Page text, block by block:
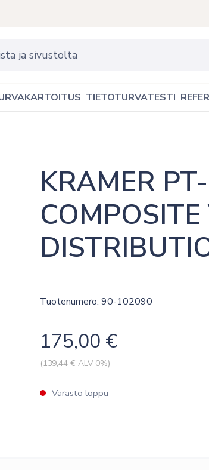
TIETOTURVATESTI
KRAMER
Tuotenumero: 90-102090
175,00 €
(139,44 € ALV 0%)
Varasto loppu